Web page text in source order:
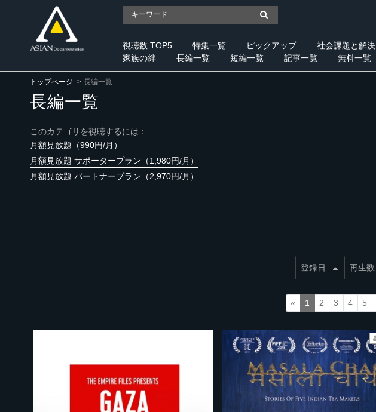
視聴数 TOP5 特集一覧 ピックアップ 社会課題と解決
家族の絆
長編一覧 短編一覧 記事一覧 無料一覧
トップページ 長編一覧
長編一覧
このカテゴリを視聴するには：
月額見放題（990円/月）
月額見放題 サポータープラン（1,980円/月）
月額見放題 パートナープラン（2,970円/月）
登録日 再生数
« 1 2 3 4 5